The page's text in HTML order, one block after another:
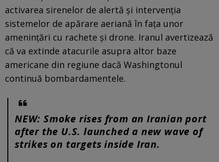
activarea sirenelor de alertă și intervenția
sistemelor de apărare aeriană în fața unor
amenințări cu rachete și drone. Iranul avertizează
că va extinde atacurile asupra altor baze
americane din regiune dacă Washingtonul
continuă bombardamentele.
NEW: Smoke rises from an Iranian port
after the U.S. launched a new wave of
strikes on targets inside Iran.